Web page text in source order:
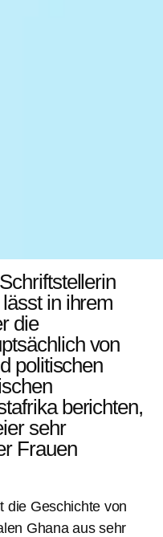
Salaga
in ihrem
die
von
politischen
berichten,
sehr
Frauen
die Geschichte von
Ghana aus sehr